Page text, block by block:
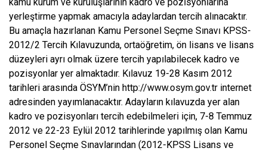
yerleştirme yapmak amacıyla adaylardan tercih alınacaktır.
Bu amaçla hazırlanan Kamu Personel Seçme Sınavı KPSS-
2012/2 Tercih Kılavuzunda, ortaöğretim, ön lisans ve lisans
düzeyleri ayrı olmak üzere tercih yapılabilecek kadro ve
pozisyonlar yer almaktadır. Kılavuz 19-28 Kasım 2012
tarihleri arasında ÖSYM’nin http://www.osym.gov.tr internet
adresinden yayımlanacaktır. Adayların kılavuzda yer alan
kadro ve pozisyonları tercih edebilmeleri için, 7-8 Temmuz
2012 ve 22-23 Eylül 2012 tarihlerinde yapılmış olan Kamu
Personel Seçme Sınavlarından (2012-KPSS Lisans ve